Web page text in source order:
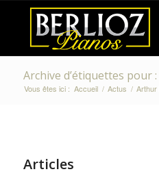
Archive d’étiquettes pour
Vous êtes ici : Accueil / Actus / Arthur
Articles